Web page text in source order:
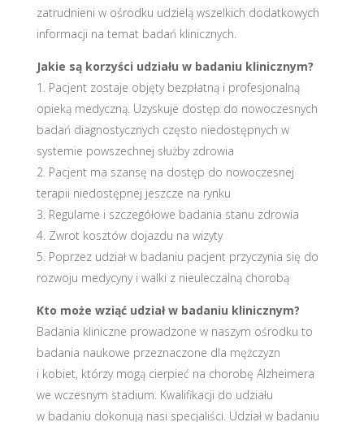
zatrudnieni w ośrodku udzielą wszelkich dodatkowych
informacji na temat badań klinicznych.
Jakie są korzyści udziału w badaniu klinicznym?
1. Pacjent zostaje objęty bezpłatną i profesjonalną
opieką medyczną. Uzyskuje dostęp do nowoczesnych
badań diagnostycznych często niedostępnych w
systemie powszechnej służby zdrowia
2. Pacjent ma szansę na dostęp do nowoczesnej
terapii niedostępnej jeszcze na rynku
3. Regularne i szczegółowe badania stanu zdrowia
4. Zwrot kosztów dojazdu na wizyty
5. Poprzez udział w badaniu pacjent przyczynia się do
rozwoju medycyny i walki z nieuleczalną chorobą
Kto może wziąć udział w badaniu klinicznym?
Badania kliniczne prowadzone w naszym ośrodku to
badania naukowe przeznaczone dla mężczyzn
i kobiet, którzy mogą cierpieć na chorobę Alzheimera
we wczesnym stadium. Kwalifikacji do udziału
w badaniu dokonują nasi specjaliści. Udział w badaniu